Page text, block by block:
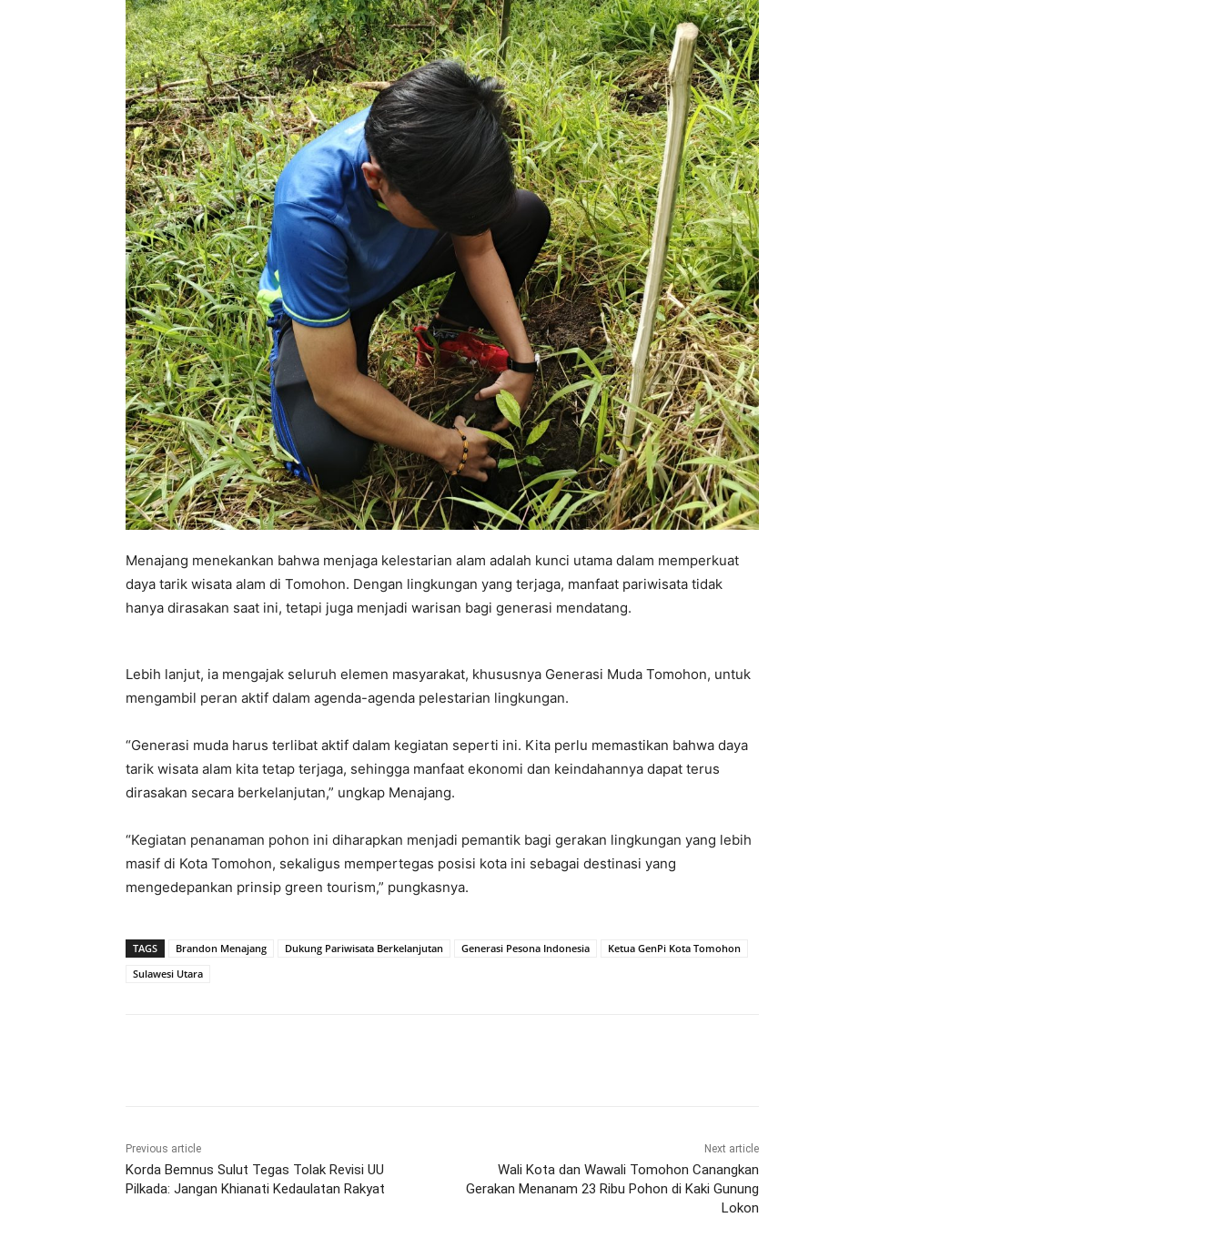
Menajang menekankan bahwa menjaga kelestarian alam adalah kunci utama dalam memperkuat
daya tarik wisata alam di Tomohon. Dengan lingkungan yang terjaga, manfaat pariwisata tidak
hanya dirasakan saat ini, tetapi juga menjadi warisan bagi generasi mendatang.
Lebih lanjut, ia mengajak seluruh elemen masyarakat, khususnya Generasi Muda Tomohon, untuk
mengambil peran aktif dalam agenda-agenda pelestarian lingkungan.
“Generasi muda harus terlibat aktif dalam kegiatan seperti ini. Kita perlu memastikan bahwa daya
tarik wisata alam kita tetap terjaga, sehingga manfaat ekonomi dan keindahannya dapat terus
dirasakan secara berkelanjutan,” ungkap Menajang.
“Kegiatan penanaman pohon ini diharapkan menjadi pemantik bagi gerakan lingkungan yang lebih
masif di Kota Tomohon, sekaligus mempertegas posisi kota ini sebagai destinasi yang
mengedepankan prinsip green tourism,” pungkasnya.
TAGS Brandon Menajang Dukung Pariwisata Berkelanjutan Generasi Pesona Indonesia
Ketua GenPi Kota Tomohon
Sulawesi Utara
Previous article
Korda Bemnus Sulut Tegas Tolak Revisi UU
Pilkada: Jangan Khianati Kedaulatan Rakyat
Next article
Wali Kota dan Wawali Tomohon Canangkan
Gerakan Menanam 23 Ribu Pohon di Kaki Gunung
Lokon